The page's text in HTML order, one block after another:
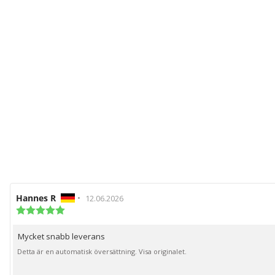
Recensionsförfattare:
Hannes R • Recensionsdatum:
12.06.2026
5
stjärnor
Recensionstext:
Mycket snabb leverans
Detta är en automatisk översättning. Visa originalet.